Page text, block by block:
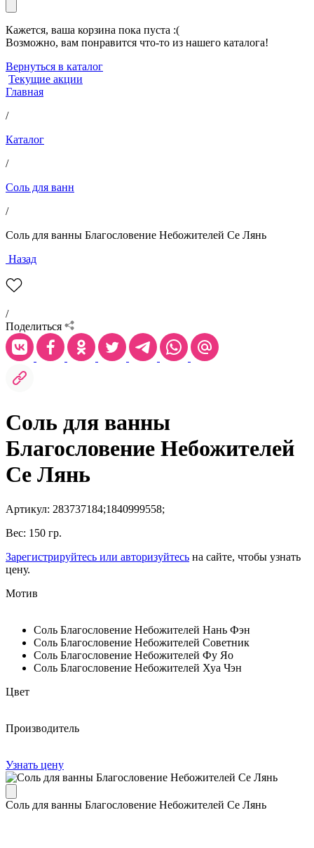
Кажется, ваша корзина пока пуста :(
Возможно, вам понравится что-то из нашего каталога!
Вернуться в каталог
Текущие акции
Главная
/
Каталог
/
Соль для ванн
/
Соль для ванны Благословение Небожителей Се Лянь
Назад
/
Поделиться
Соль для ванны
Благословение Небожителей
Се Лянь
Артикул: 283737184;1840999558;
Вес: 150 гр.
Зарегистрируйтесь или авторизуйтесь на сайте, чтобы узнать
цену.
Мотив
Соль Благословение Небожителей Нань Фэн
Соль Благословение Небожителей Советник
Соль Благословение Небожителей Фу Яо
Соль Благословение Небожителей Хуа Чэн
Цвет
Производитель
Узнать цену
Соль для ванны Благословение Небожителей Се Лянь